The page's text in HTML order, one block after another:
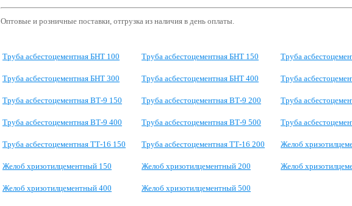
Оптовые и розничные поставки, отгрузка из наличия в день оплаты.
Труба асбестоцементная БНТ 100 Труба асбестоцементная БНТ 150 Труба
Труба асбестоцементная БНТ 300 Труба асбестоцементная БНТ 400 Труба
Труба асбестоцементная ВТ-9 150 Труба асбестоцементная ВТ-9 200 Труба
Труба асбестоцементная ВТ-9 400 Труба асбестоцементная ВТ-9 500 Труба
Труба асбестоцементная ТТ-16 150 Труба асбестоцементная ТТ-16 200 Желоб
Желоб хризотилцементный 150 Желоб хризотилцементный 200 Желоб
Желоб хризотилцементный 400 Желоб хризотилцементный 500